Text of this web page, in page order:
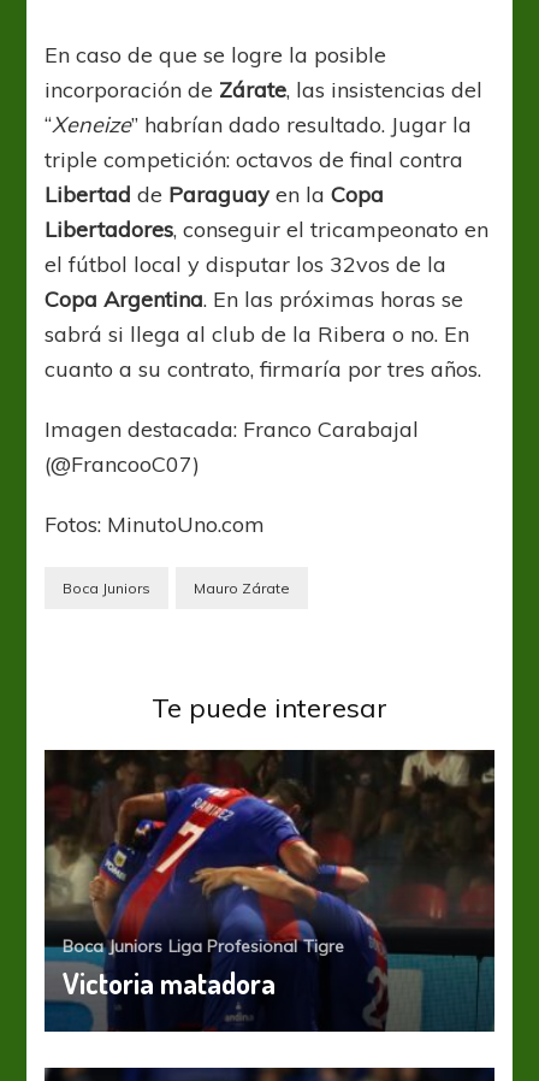
En caso de que se logre la posible
incorporación de Zárate, las insistencias del
“Xeneize” habrían dado resultado. Jugar la
triple competición: octavos de final contra
Libertad de Paraguay en laCopa
Libertadores, conseguir el tricampeonato en
el fútbol local y disputar los 32vos de la
Copa Argentina. En las próximas horas se
sabrá si llega al club de la Ribera o no. En
cuanto a su contrato, firmaría por tres años.
Imagen destacada: Franco Carabajal
(@FrancooC07)
Fotos: MinutoUno.com
Boca Juniors Mauro Zárate
Te puede interesar
Boca Juniors Liga Profesional Tigre
Victoria matadora